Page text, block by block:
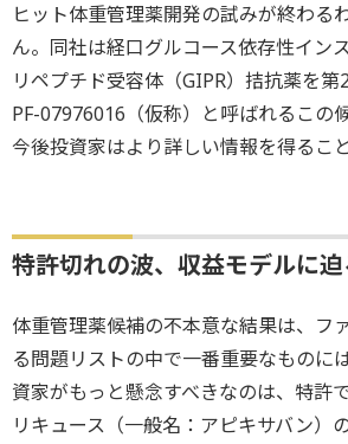
ヒット体重管理薬開発の試みが終わる
ん。同社は経口グルコース依存性イン
リペプチド受容体（GIPR）拮抗薬を第
PF-07976016（仮称）と呼ばれるこの
今後投資家はより詳しい情報を得るこ
特許切れの波、収益モデルに
体重管理薬候補の不本意な結果は、フ
る問題リストの中で一番重要なものに
資家がもっと懸念すべきなのは、特許
リキュース（一般名：アピキサバン）